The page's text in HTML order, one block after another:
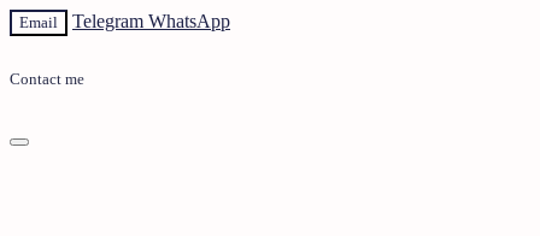
Email Telegram WhatsApp
Contact me